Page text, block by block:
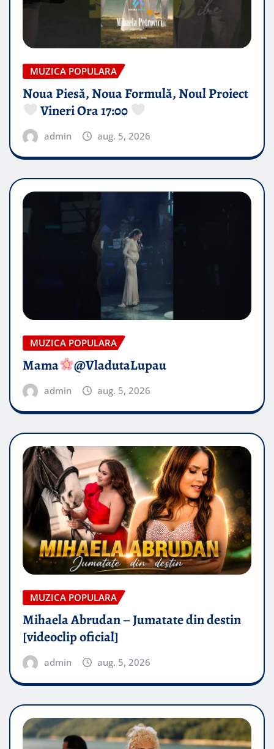
MUZICA POPULARA
Noua Piesă, Noua Formulă, Noul Proiect
Vineri Ora 17:00
admin aug. 5, 2026
MUZICA POPULARA
Mama @VladutaLupau
admin aug. 5, 2026
MUZICA POPULARA
Mihaela Abrudan – Jumatate din destin
[videoclip oficial]
admin aug. 5, 2026